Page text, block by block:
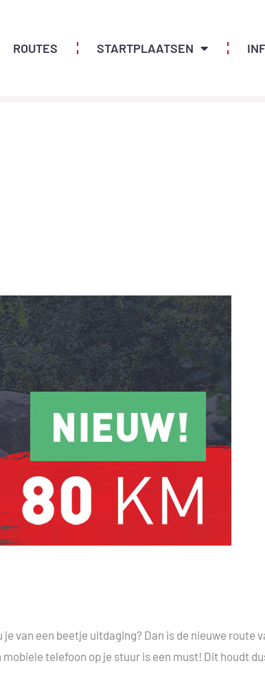
ROUTES STARTPLAATSEN
van een beetje uitdaging? Dan is de nieuwe
telefoon op je stuur is een must! Dit houdt